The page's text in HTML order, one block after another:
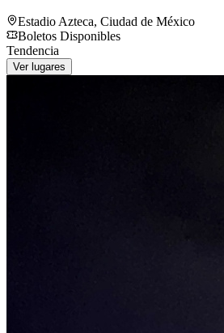
Estadio Azteca, Ciudad de México
Boletos Disponibles
Tendencia
Ver lugares